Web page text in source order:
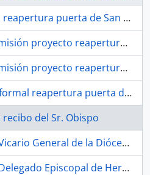
puerta de San Juan
proyecto reapertura al Sr. Obispo
al Sr. Delegado de Hermandades y Cofradías
reapertura puerta de San Juan
recibo del Sr. Obispo
General de la Diócesis
Episcopal de Hermandades y Cofradías.